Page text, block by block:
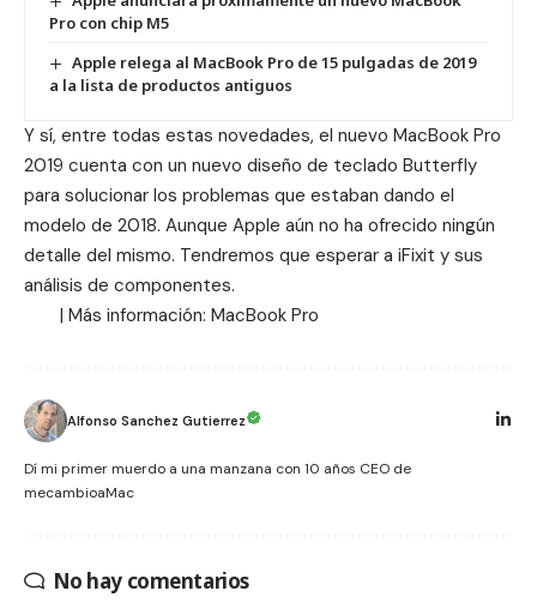
Pro con chip M5
Apple relega al MacBook Pro de 15 pulgadas de 2019
a la lista de productos antiguos
Y sí, entre todas estas novedades, el nuevo MacBook Pro
2019 cuenta con un nuevo diseño de teclado Butterfly
para solucionar los problemas que estaban dando el
modelo de 2018. Aunque Apple aún no ha ofrecido ningún
detalle del mismo. Tendremos que esperar a iFixit y sus
análisis de componentes.
| Más información: MacBook Pro
Alfonso Sanchez Gutierrez
Dí mi primer muerdo a una manzana con 10 años CEO de
mecambioaMac
No hay comentarios